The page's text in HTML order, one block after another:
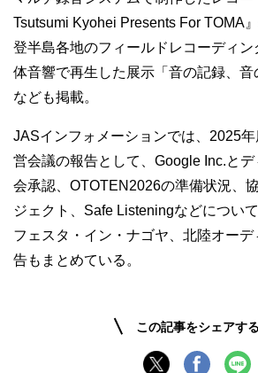
Tsutsumi Kyohei Presents For TOMA
登半島各地のフィールドレコーディ
体音響で再生した展示「音の記録、音
なども掲載。
JASインフォメーションでは、2025
営会議の報告として、Google Inc.と
会承認、OTOTEN2026の準備状況、
ジェクト、Safe Listeningなどについ
フェスタ・イン・ナゴヤ、北陸オー
告もまとめている。
この記事をシェアする